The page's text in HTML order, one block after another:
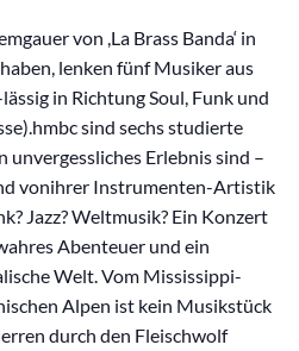
von ,La Brass Banda‘ in
lenken fünf Musiker aus
in Richtung Soul, Funk und
sind sechs studierte
unvergessliches Erlebnis sind –
vonihrer Instrumenten-Artistik
Jazz? Weltmusik? Ein Konzert
Abenteuer und ein
Welt. Vom Mississippi-
Alpen ist kein Musikstück
durch den Fleischwolf